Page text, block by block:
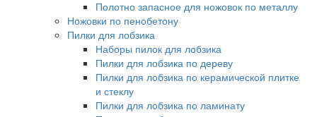
Полотно запасное для ножовок по металлу
Ножовки по пенобетону
Пилки для лобзика
Наборы пилок для лобзика
Пилки для лобзика по дереву
Пилки для лобзика по керамической плитке
и стеклу
Пилки для лобзика по ламинату